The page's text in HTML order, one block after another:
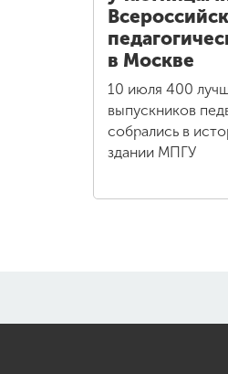
в Москве
10 июля 400
выпускников
собрались в
здании МПГУ